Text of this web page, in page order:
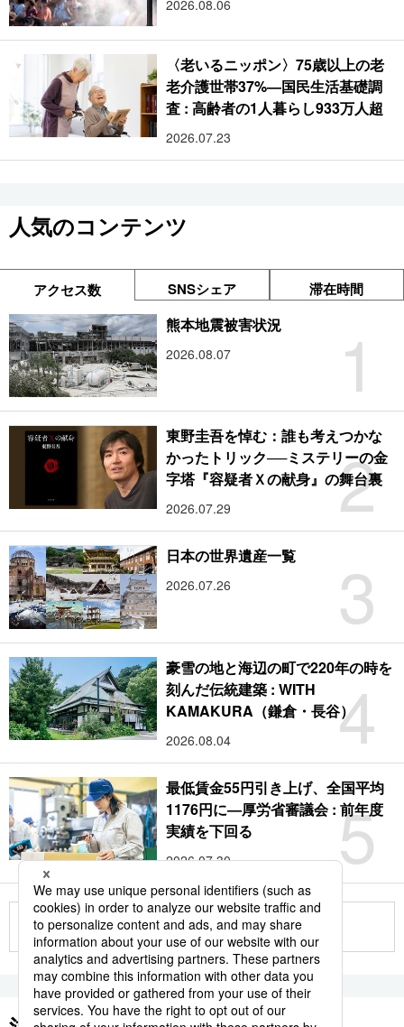
2026.08.06
〈老いるニッポン〉75歳以上の老
老介護世帯37%―国民生活基礎調
査 : 高齢者の1人暮らし933万人超
2026.07.23
人気のコンテンツ
アクセス数 SNSシェア 滞在時間
1
熊本地震被害状況
2026.08.07
2
東野圭吾を悼む：誰も考えつかな
かったトリック──ミステリーの金
字塔『容疑者Ｘの献身』の舞台裏
2026.07.29
3
日本の世界遺産一覧
2026.07.26
4
豪雪の地と海辺の町で220年の時を
刻んだ伝統建築 : WITH
KAMAKURA（鎌倉・長谷）
2026.08.04
5
最低賃金55円引き上げ、全国平均
1176円に―厚労省審議会 : 前年度
実績を下回る
2026.07.30
もっと見る